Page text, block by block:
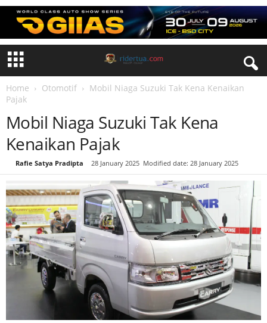
Home Otomotif
Mobil Niaga Suzuki Tak Kena Kenaikan
Pajak
Mobil Niaga Suzuki Tak Kena
Kenaikan Pajak
Rafie Satya Pradipta 28 January 2025 Modified date: 28 January 2025